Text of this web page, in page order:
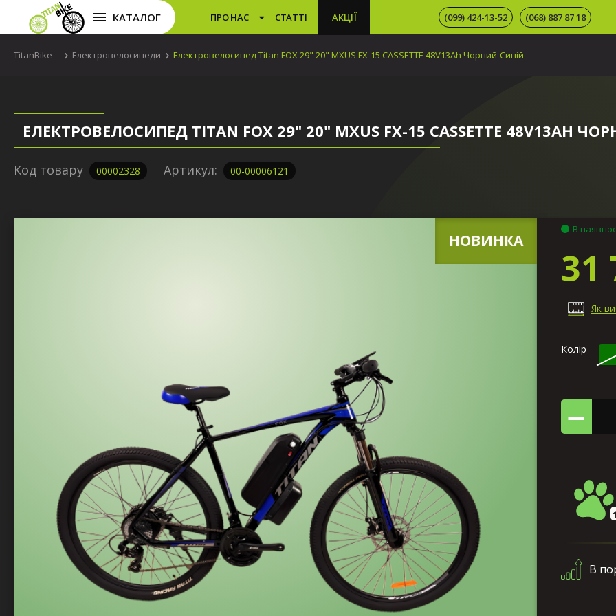
КАТАЛОГ ПРО НАС СТАТТІ АКЦІЇ (099) 424-13-52 (068) 887 87 18
TitanBike Електровелосипеди Електровелосипед Titan FOX 29" 20" MXUS FX-15 CASSETTE 48V13Ah Чорний-Синій
ЕЛЕКТРОВЕЛОСИПЕД TITAN FOX 29" 20" MXUS FX-15 CASSETTE 48V13AH
Код товару 00002328 Артикул: 00-00006121
НОВИНКА
В
31
Як
Колір
В